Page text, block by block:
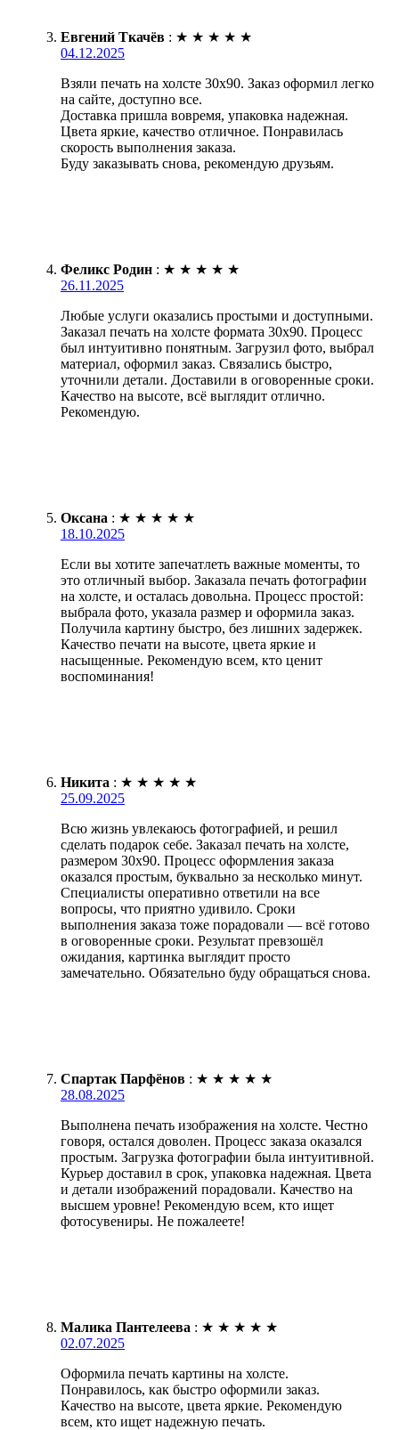
Евгений Ткачёв : ★ ★ ★ ★ ★
04.12.2025
Взяли печать на холсте 30х90. Заказ оформил легко
на сайте, доступно все.
Доставка пришла вовремя, упаковка надежная.
Цвета яркие, качество отличное. Понравилась
скорость выполнения заказа.
Буду заказывать снова, рекомендую друзьям.
Феликс Родин : ★ ★ ★ ★ ★
26.11.2025
Любые услуги оказались простыми и доступными.
Заказал печать на холсте формата 30х90. Процесс
был интуитивно понятным. Загрузил фото, выбрал
материал, оформил заказ. Связались быстро,
уточнили детали. Доставили в оговоренные сроки.
Качество на высоте, всё выглядит отлично.
Рекомендую.
Оксана : ★ ★ ★ ★ ★
18.10.2025
Если вы хотите запечатлеть важные моменты, то
это отличный выбор. Заказала печать фотографии
на холсте, и осталась довольна. Процесс простой:
выбрала фото, указала размер и оформила заказ.
Получила картину быстро, без лишних задержек.
Качество печати на высоте, цвета яркие и
насыщенные. Рекомендую всем, кто ценит
воспоминания!
Никита : ★ ★ ★ ★ ★
25.09.2025
Всю жизнь увлекаюсь фотографией, и решил
сделать подарок себе. Заказал печать на холсте,
размером 30х90. Процесс оформления заказа
оказался простым, буквально за несколько минут.
Специалисты оперативно ответили на все
вопросы, что приятно удивило. Сроки
выполнения заказа тоже порадовали — всё готово
в оговоренные сроки. Результат превзошёл
ожидания, картинка выглядит просто
замечательно. Обязательно буду обращаться снова.
Спартак Парфёнов : ★ ★ ★ ★ ★
28.08.2025
Выполнена печать изображения на холсте. Честно
говоря, остался доволен. Процесс заказа оказался
простым. Загрузка фотографии была интуитивной.
Курьер доставил в срок, упаковка надежная. Цвета
и детали изображений порадовали. Качество на
высшем уровне! Рекомендую всем, кто ищет
фотосувениры. Не пожалеете!
Малика Пантелеева : ★ ★ ★ ★ ★
02.07.2025
Оформила печать картины на холсте.
Понравилось, как быстро оформили заказ.
Качество на высоте, цвета яркие. Рекомендую
всем, кто ищет надежную печать.